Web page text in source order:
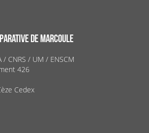
DE MARCOULE
/ CNRS / UM / ENSCM
426
Cedex